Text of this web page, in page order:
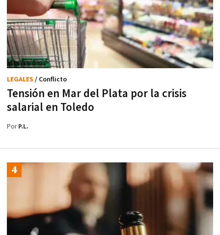
Tensión en Mar del Plata por la crisis
salarial en Toledo
LEGALES / Conflicto
PorP.L.